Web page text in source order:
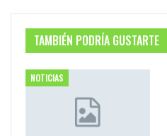
TAMBIÉN PODRÍA GUSTARTE
NOTICIAS